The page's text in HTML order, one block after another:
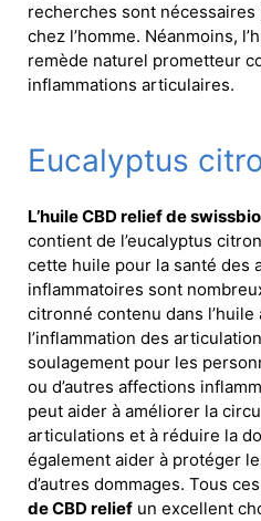
recherches sont
chez l’homme. Néanmoins,
remède naturel prometteur
inflammations articulaires.
Eucalyptus
L’huile CBD relief de
contient de l’eucalyptus
cette huile pour la santé des
inflammatoires sont
citronné contenu dans l’huile
l’inflammation des
soulagement pour les
ou d’autres affections
peut aider à améliorer la
articulations et à réduire la
également aider à protéger
d’autres dommages. Tous
de CBD relief un excellent